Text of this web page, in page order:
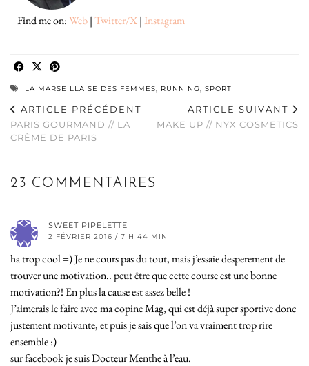
Find me on:Web|Twitter/X| Instagram
LA MARSEILLAISE DES FEMMES, RUNNING, SPORT
ARTICLE PRÉCÉDENT
PARIS GOURMAND // LA
CRÈME DE PARIS
ARTICLE SUIVANT
MAKE UP // NYX COSMETICS
23 COMMENTAIRES
SWEET PIPELETTE
2 FÉVRIER 2016 / 7 H 44 MIN
ha trop cool =) Je ne cours pas du tout, mais j’essaie desperement de
trouver une motivation.. peut être que cette course est une bonne
motivation?! En plus la cause est assez belle !
J’aimerais le faire avec ma copine Mag, qui est déjà super sportive donc
justement motivante, et puis je sais que l’on va vraiment trop rire
ensemble :)
sur facebook je suis Docteur Menthe à l’eau.